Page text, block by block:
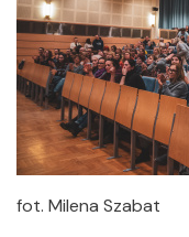
fot. Milena Szabat